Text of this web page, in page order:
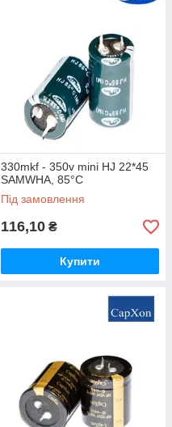
330mkf - 350v mini HJ 22*45
SAMWHA, 85°C
Під замовлення
116,10 ₴
Купити